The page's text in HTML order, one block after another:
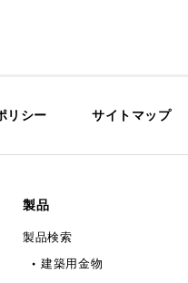
リシー サイトマップ
製品
製品検索
建築用金物